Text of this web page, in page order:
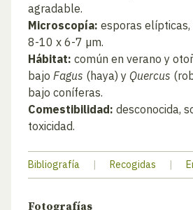
agradable.
Microscopía: esporas elípticas,
8-10 x 6-7 µm.
Hábitat: común en verano y
bajo Fagus (haya) y Quercus
bajo coníferas.
Comestibilidad: desconocida,
toxicidad.
Bibliografía | Recogidas |
Fotografías